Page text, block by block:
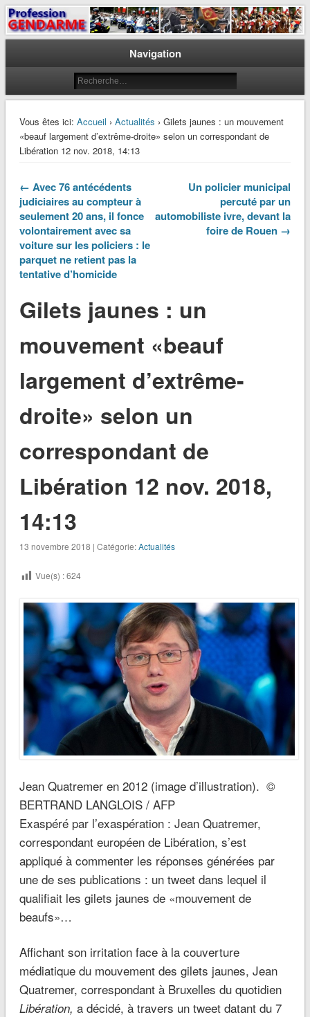
Profession Gendarme
Le journal des gendarmes
Navigation
Vous êtes ici: Accueil › Actualités › Gilets jaunes : un mouvement
«beauf largement d’extrême-droite» selon un correspondant de
Libération 12 nov. 2018, 14:13
← Avec 76 antécédents
judiciaires au compteur à
seulement 20 ans, il fonce
volontairement avec sa
voiture sur les policiers : le
parquet ne retient pas la
tentative d’homicide
Un policier municipal
percuté par un
automobiliste ivre, devant la
foire de Rouen →
Gilets jaunes : un
mouvement «beauf
largement d’extrême-
droite» selon un
correspondant de
Libération 12 nov. 2018,
14:13
13 novembre 2018 | Catégorie:Actualités
Vue(s) :624
Jean Quatremer en 2012 (image d’illustration). ©
BERTRAND LANGLOIS / AFP
Exaspéré par l’exaspération : Jean Quatremer,
correspondant européen de Libération, s’est
appliqué à commenter les réponses générées par
une de ses publications : un tweet dans lequel il
qualifiait les gilets jaunes de «mouvement de
beaufs»…
Affichant son irritation face à la couverture
médiatique du mouvement des gilets jaunes, Jean
Quatremer, correspondant à Bruxelles du quotidien
Libération, a décidé, à travers un tweet datant du 7